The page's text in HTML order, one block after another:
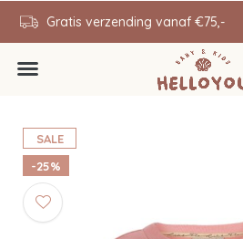
Gratis verzending vanaf €75,-
SALE
-25%